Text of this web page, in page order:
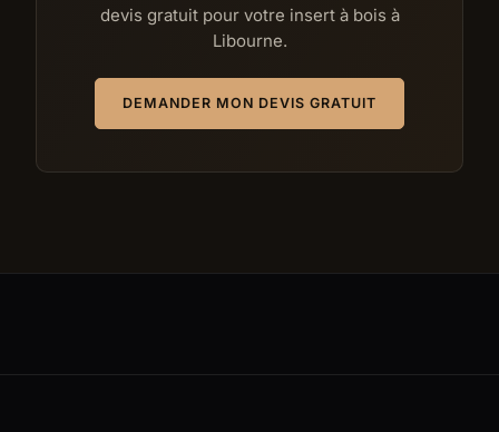
devis gratuit pour votre insert à bois à
Libourne.
DEMANDER MON DEVIS GRATUIT